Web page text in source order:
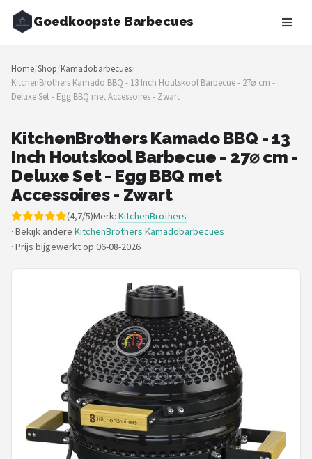
Goedkoopste Barbecues
Zoeken
NAVIGATIE
Shop
Merken
Blog
Recepten
Goedkoopste BBQ's
Gasbarbecues
Houtskoolbarbecues
POPULAIRE MERKEN
Weber
Barbecook
Home/Shop/Kamadobarbecues/
KitchenBrothers Kamado BBQ - 13 Inch Houtskool Barbecue - 27⌀ cm -
Deluxe Set - Egg BBQ met Accessoires - Zwart
KitchenBrothers Kamado BBQ - 13
Inch Houtskool Barbecue - 27⌀ cm -
Deluxe Set - Egg BBQ met
Accessoires - Zwart
(4,7/5)Merk: KitchenBrothers
· Bekijk andere KitchenBrothers Kamadobarbecues
· Prijs bijgewerkt op 06-08-2026